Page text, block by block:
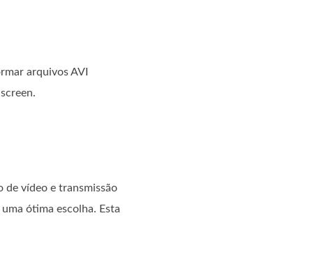
arquivos AVI
de vídeo e transmissão
ótima escolha. Esta